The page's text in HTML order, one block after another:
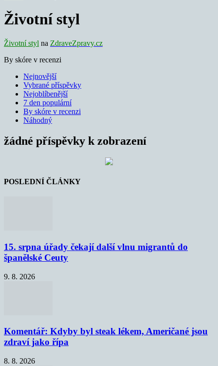
Životní styl
Životní styl na ZdraveZpravy.cz
By skóre v recenzi
Nejnovější
Vybrané příspěvky
Nejoblíbenější
7 den populární
By skóre v recenzi
Náhodný
žádné příspěvky k zobrazení
POSLEDNÍ ČLÁNKY
15. srpna úřady čekají další vlnu migrantů do
španělské Ceuty
9. 8. 2026
Komentář: Kdyby byl steak lékem, Američané jsou
zdraví jako řípa
8. 8. 2026